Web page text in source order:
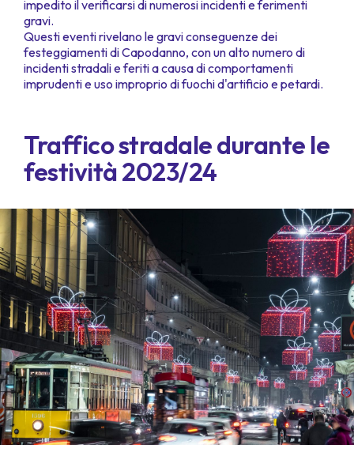
impedito il verificarsi di numerosi incidenti e ferimenti
gravi.
Questi eventi rivelano le gravi conseguenze dei
festeggiamenti di Capodanno, con un alto numero di
incidenti stradali e feriti a causa di comportamenti
imprudenti e uso improprio di fuochi d'artificio e petardi.
Traffico stradale durante le
festività 2023/24